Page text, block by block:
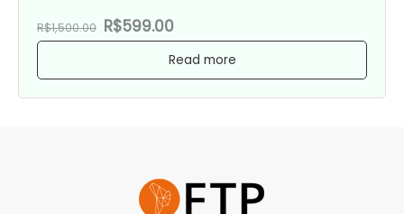
R$1,500.00 R$599.00
Read more